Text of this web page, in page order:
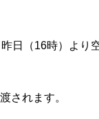
日（16時）より
されます。